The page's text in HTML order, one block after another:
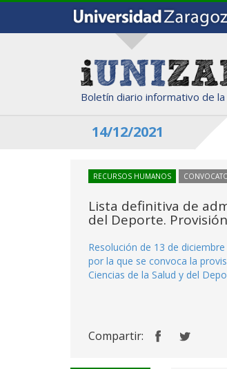
Boletín diario informativo de la
14/12/2021
RECURSOS HUMANOS
Lista definitiva de
del Deporte.
Resolución de 13 de
por la que se convoca la
Ciencias de la Salud y del
Compartir: